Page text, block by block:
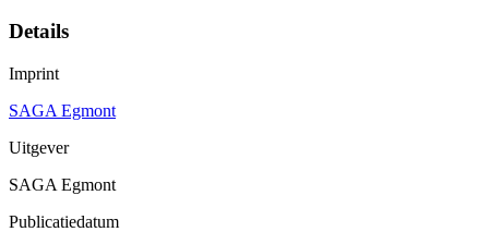
Details
Imprint
SAGA Egmont
Uitgever
SAGA Egmont
Publicatiedatum